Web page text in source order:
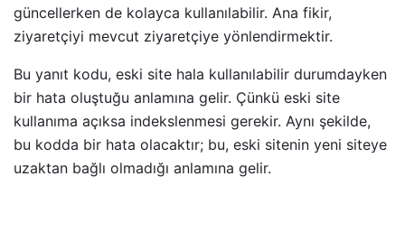
güncellerken de kolayca kullanılabilir. Ana fikir,
ziyaretçiyi mevcut ziyaretçiye yönlendirmektir.
Bu yanıt kodu, eski site hala kullanılabilir durumdayken
bir hata oluştuğu anlamına gelir. Çünkü eski site
kullanıma açıksa indekslenmesi gerekir. Aynı şekilde,
bu kodda bir hata olacaktır; bu, eski sitenin yeni siteye
uzaktan bağlı olmadığı anlamına gelir.